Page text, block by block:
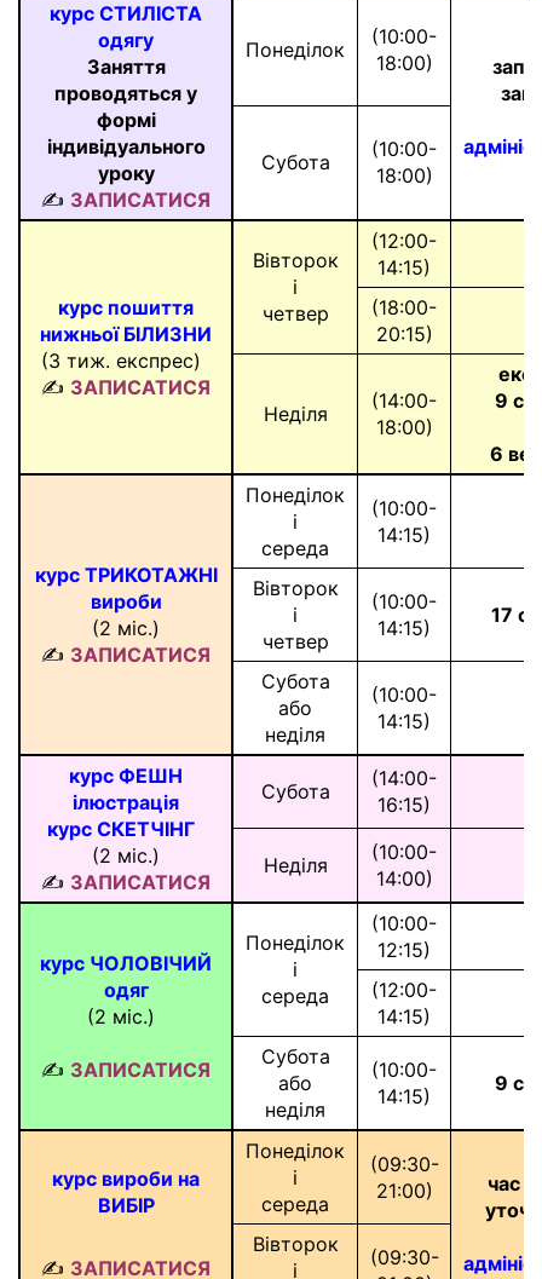
курс СТИЛІСТА
одягу
Заняття
проводяться у
формі
індивідуального
уроку
✍ ЗАПИСАТИСЯ
Понеділок
(10:00-
18:00)
Субота
(10:00-
18:00)
курс пошиття
нижньої БІЛИЗНИ
(3 тиж. експрес)
✍ ЗАПИСАТИСЯ
Вівторок
і
четвер
(12:00-
14:15)
(18:00-
20:15)
Неділя
(14:00-
18:00)
9
6
курс ТРИКОТАЖНІ
вироби
(2 міс.)
✍ ЗАПИСАТИСЯ
Понеділок
і
середа
(10:00-
14:15)
Вівторок
і
четвер
(10:00-
14:15)
17
Субота
або
неділя
(10:00-
14:15)
курс ФЕШН
ілюстрація
курс СКЕТЧІНГ*
(2 міс.)
✍ ЗАПИСАТИСЯ
Субота
(14:00-
16:15)
Неділя
(10:00-
14:00)
курс ЧОЛОВІЧИЙ
одяг
(2 міс.)
✍ ЗАПИСАТИСЯ
Понеділок
і
середа
(10:00-
12:15)
(12:00-
14:15)
Субота
або
неділя
(10:00-
14:15)
9
курс вироби на
ВИБІР
✍ ЗАПИСАТИСЯ
Понеділок
і
середа
(09:30-
21:00)
час
Вівторок
і
(09:30-